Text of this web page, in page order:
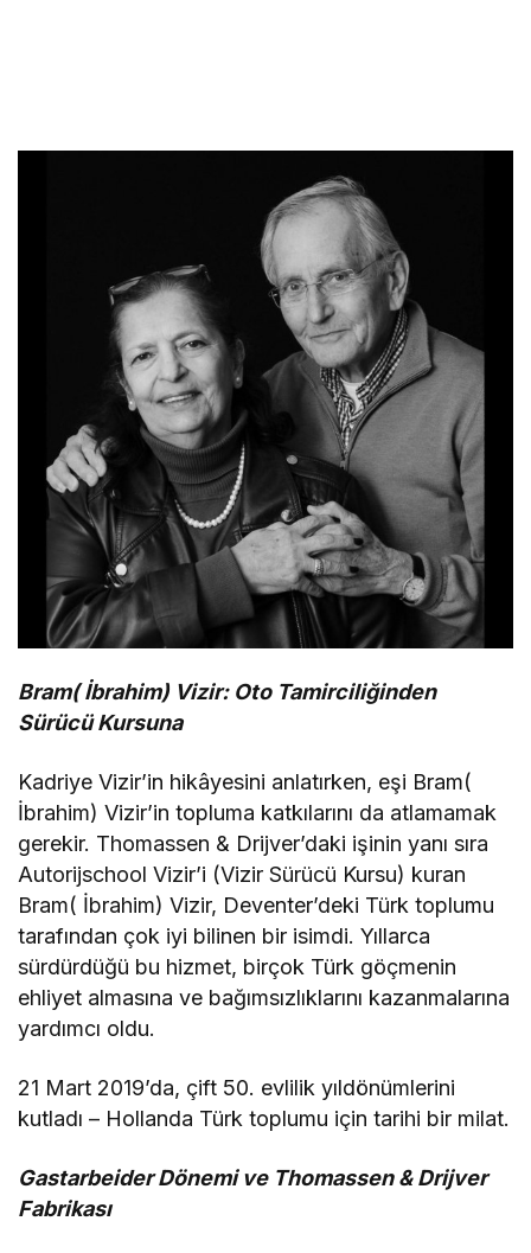
Bram( İbrahim) Vizir: Oto Tamirciliğinden
Sürücü Kursuna
Kadriye Vizir’in hikâyesini anlatırken, eşi Bram(
İbrahim) Vizir’in topluma katkılarını da atlamamak
gerekir. Thomassen & Drijver’daki işinin yanı sıra
Autorijschool Vizir’i (Vizir Sürücü Kursu) kuran
Bram( İbrahim) Vizir, Deventer’deki Türk toplumu
tarafından çok iyi bilinen bir isimdi. Yıllarca
sürdürdüğü bu hizmet, birçok Türk göçmenin
ehliyet almasına ve bağımsızlıklarını kazanmalarına
yardımcı oldu.
21 Mart 2019’da, çift 50. evlilik yıldönümlerini
kutladı – Hollanda Türk toplumu için tarihi bir milat.
Gastarbeider Dönemi ve Thomassen & Drijver
Fabrikası